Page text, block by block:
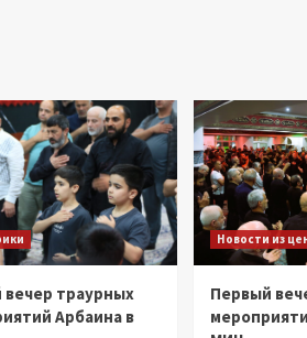
вечер траурных
Арбаина в
Новости из
Первый